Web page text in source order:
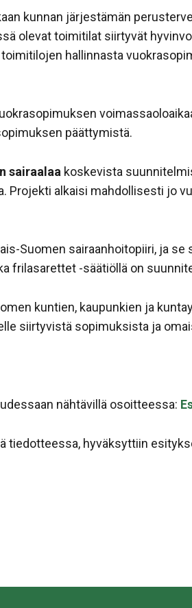
kunnan järjestämän
olevat toimitilat siirtyvät
hallinnasta
päättymistä.
sairaalaa koskevista
Projekti alkaisi mahdollisesti jo
Suomen sairaanhoitopiiri, ja
frilasarettet -säätiöllä on
kuntien, kaupunkien ja
siirtyvistä sopimuksista ja
nähtävillä osoitteessa:
tiedotteessa, hyväksyttiin